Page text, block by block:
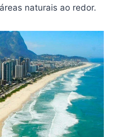
naturais ao redor.